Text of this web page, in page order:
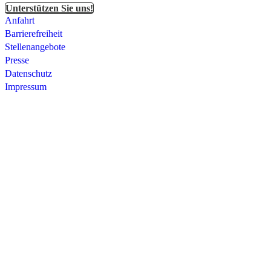
Unterstützen Sie uns!
Anfahrt
Barrierefreiheit
Stellenangebote
Presse
Datenschutz
Impressum